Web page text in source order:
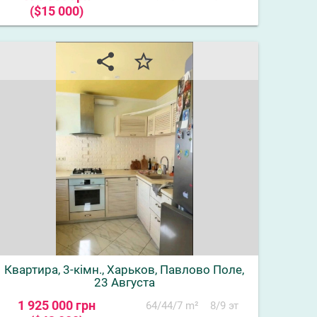
($15 000)
share star_border
Квартира, 3-кімн., Харьков, Павлово Поле,
23 Августа
1 925 000 грн
64/44/7 m² 8/9 эт